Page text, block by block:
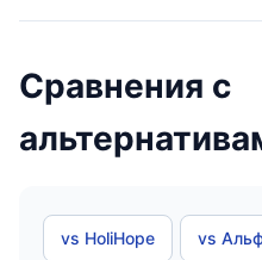
Сравнения с
vs HoliHope vs